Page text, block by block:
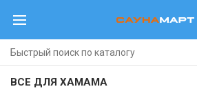
ВСЕ ДЛЯ ХАМАМА